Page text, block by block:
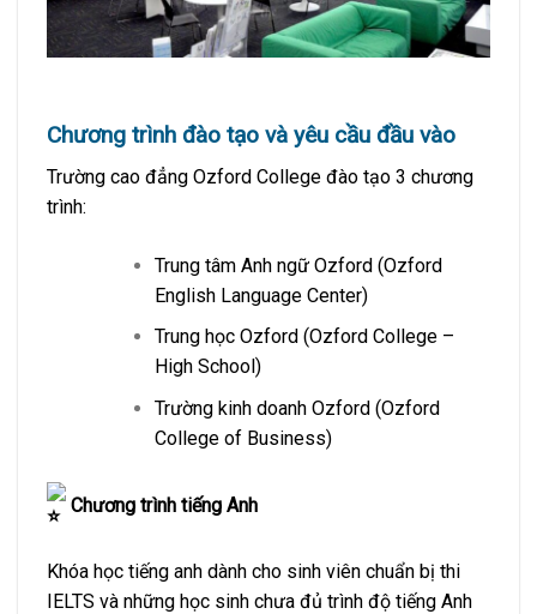
Chương trình đào tạo và yêu cầu đầu vào
Trường cao đẳng Ozford College đào tạo 3 chương
trình:
Trung tâm Anh ngữ Ozford (Ozford
English Language Center)
Trung học Ozford (Ozford College –
High School)
Trường kinh doanh Ozford (Ozford
College of Business)
Chương trình tiếng Anh
Khóa học tiếng anh dành cho sinh viên chuẩn bị thi
IELTS và những học sinh chưa đủ trình độ tiếng Anh